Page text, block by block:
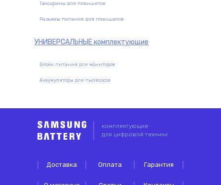
Тачскрины для планшетов
Разъемы питания для планшетов
УНИВЕРСАЛЬНЫЕкомплектующие
Блоки питания для мониторов
Аккумуляторы для пылесосов
комплектующие
для цифровой техники
Доставка Оплата Гарантия